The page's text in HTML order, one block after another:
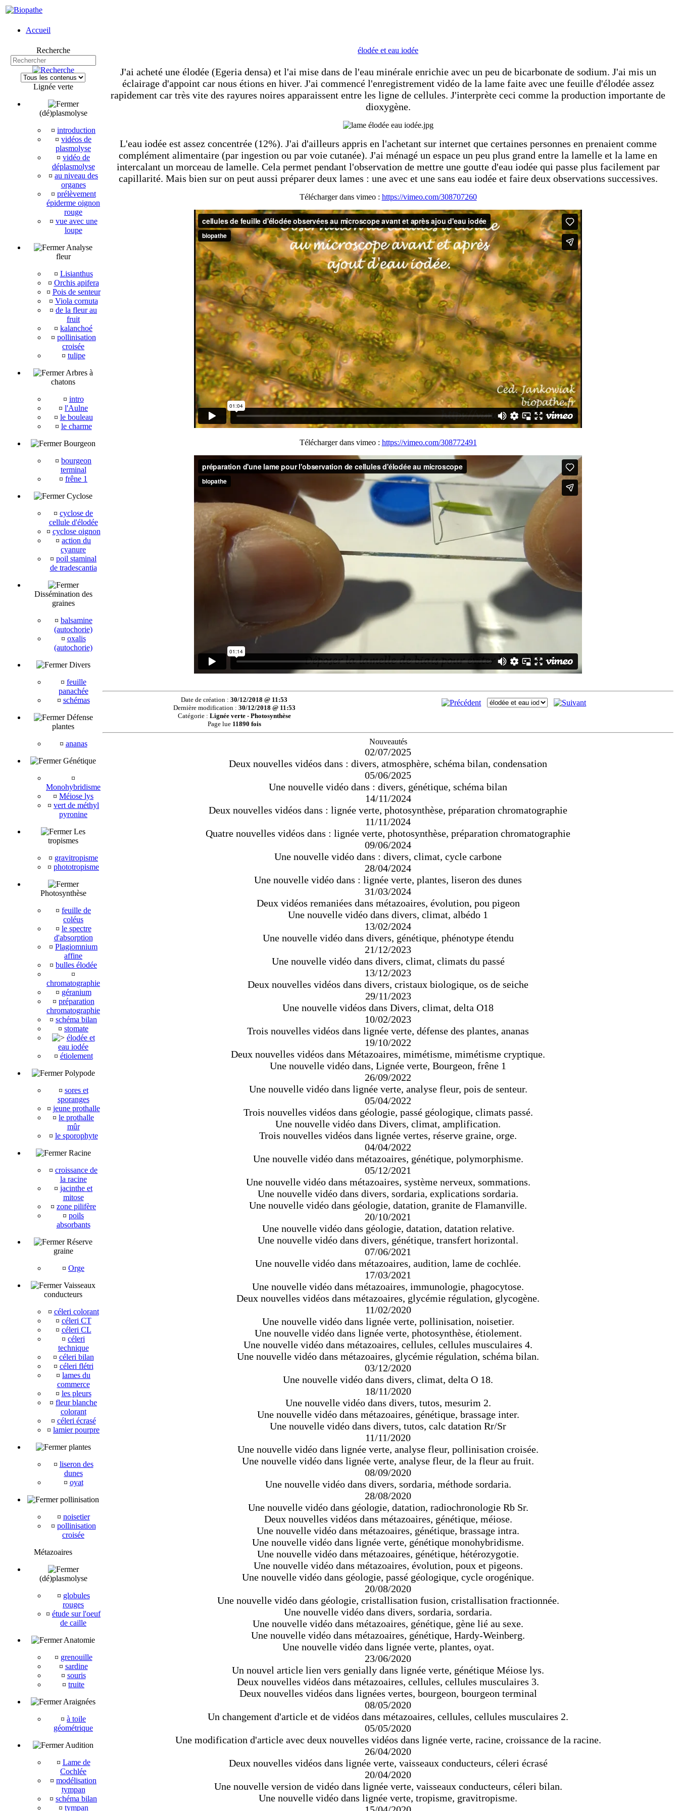
Accueil
Recherche
Lignée verte
(dé)plasmolyse
¤ introduction
¤ vidéos de
plasmolyse
¤ vidéo de
déplasmolyse
¤ au niveau des
organes
¤ prélèvement
épiderme oignon
rouge
¤ vue avec une
loupe
Analyse
fleur
¤ Lisianthus
¤ Orchis apifera
¤ Pois de senteur
¤ Viola cornuta
¤ de la fleur au
fruit
¤ kalanchoé
¤ pollinisation
croisée
¤ tulipe
Arbres à
chatons
¤ intro
¤ l'Aulne
¤ le bouleau
¤ le charme
Bourgeon
¤ bourgeon
terminal
¤ frêne 1
Cyclose
¤ cyclose de
cellule d'élodée
¤ cyclose oignon
¤ action du
cyanure
¤ poil staminal
de tradescantia
Dissémination des
graines
¤ balsamine
(autochorie)
¤ oxalis
(autochorie)
Divers
¤ feuille
panachée
¤ schémas
Défense
plantes
¤ ananas
Génétique
¤
Monohybridisme
¤ Méiose lys
¤ vert de méthyl
pyronine
Les
tropismes
¤ gravitropisme
¤ phototropisme
Photosynthèse
¤ feuille de
coléus
¤ le spectre
d'absorption
¤ Plagiomnium
affine
¤ bulles élodée
¤
chromatographie
¤ géranium
¤ préparation
chromatographie
¤ schéma bilan
¤ stomate
élodée et
eau iodée
¤ étiolement
Polypode
¤ sores et
sporanges
¤ jeune prothalle
¤ le prothalle
mûr
¤ le sporophyte
Racine
¤ croissance de
la racine
¤ jacinthe et
mitose
¤ zone pilifère
¤ poils
absorbants
Réserve
graine
¤ Orge
Vaisseaux
conducteurs
¤ céleri colorant
¤ céleri CT
¤ céleri CL
¤ céleri
technique
¤ céleri bilan
¤ céleri flétri
¤ lames du
commerce
¤ les pleurs
¤ fleur blanche
colorant
¤ céleri écrasé
¤ lamier pourpre
plantes
¤ liseron des
dunes
¤ oyat
pollinisation
¤ noisetier
¤ pollinisation
croisée
Métazoaires
(dé)plasmolyse
¤ globules
rouges
¤ étude sur l'oeuf
de caille
Anatomie
¤ grenouille
¤ sardine
¤ souris
¤ truite
Araignées
¤ à toile
géométrique
Audition
¤ Lame de
Cochlée
¤ modélisation
tympan
¤ schéma bilan
¤ tympan
élodée et eau iodée
J'ai acheté une élodée (Egeria densa) et l'ai mise dans de l'eau minérale enrichie avec un peu de bicarbonate de sodium. J'ai mis un
éclairage d'appoint car nous étions en hiver. J'ai commencé l'enregistrement vidéo de la lame faite avec une feuille d'élodée assez
rapidement car très vite des rayures noires apparaissent entre les ligne de cellules. J'interprète ceci comme la production importante de
dioxygène.
L'eau iodée est assez concentrée (12%). J'ai d'ailleurs appris en l'achetant sur internet que certaines personnes en prenaient comme
complément alimentaire (par ingestion ou par voie cutanée). J'ai ménagé un espace un peu plus grand entre la lamelle et la lame en
intercalant un morceau de lamelle. Cela permet pendant l'observation de mettre une goutte d'eau iodée qui passe plus facilement par
capillarité. Mais bien sur on peut aussi préparer deux lames : une avec et une sans eau iodée et faire deux observations successives.
Télécharger dans vimeo : https://vimeo.com/308707260
Télécharger dans vimeo : https://vimeo.com/308772491
Date de création :30/12/2018 @ 11:53
Dernière modification : 30/12/2018 @ 11:53
Catégorie : Lignée verte - Photosynthèse
Page lue 11890 fois
Nouveautés
02/07/2025
Deux nouvelles vidéos dans : divers, atmosphère, schéma bilan, condensation
05/06/2025
Une nouvelle vidéo dans : divers, génétique, schéma bilan
14/11/2024
Deux nouvelles vidéos dans : lignée verte, photosynthèse, préparation chromatographie
11/11/2024
Quatre nouvelles vidéos dans : lignée verte, photosynthèse, préparation chromatographie
09/06/2024
Une nouvelle vidéo dans : divers, climat, cycle carbone
28/04/2024
Une nouvelle vidéo dans : lignée verte, plantes, liseron des dunes
31/03/2024
Deux vidéos remaniées dans métazoaires, évolution, pou pigeon
Une nouvelle vidéo dans divers, climat, albédo 1
13/02/2024
Une nouvelle vidéo dans divers, génétique, phénotype étendu
21/12/2023
Une nouvelle vidéo dans divers, climat, climats du passé
13/12/2023
Deux nouvelles vidéos dans divers, cristaux biologique, os de seiche
29/11/2023
Une nouvelle vidéos dans Divers, climat, delta O18
10/02/2023
Trois nouvelles vidéos dans lignée verte, défense des plantes, ananas
19/10/2022
Deux nouvelles vidéos dans Métazoaires, mimétisme, mimétisme cryptique.
Une nouvelle vidéo dans, Lignée verte, Bourgeon, frêne 1
26/09/2022
Une nouvelle vidéo dans lignée verte, analyse fleur, pois de senteur.
05/04/2022
Trois nouvelles vidéos dans géologie, passé géologique, climats passé.
Une nouvelle vidéo dans Divers, climat, amplification.
Trois nouvelles vidéos dans lignée vertes, réserve graine, orge.
04/04/2022
Une nouvelle vidéo dans métazoaires, génétique, polymorphisme.
05/12/2021
Une nouvelle vidéo dans métazoaires, système nerveux, sommations.
Une nouvelle vidéo dans divers, sordaria, explications sordaria.
Une nouvelle vidéo dans géologie, datation, granite de Flamanville.
20/10/2021
Une nouvelle vidéo dans géologie, datation, datation relative.
Une nouvelle vidéo dans divers, génétique, transfert horizontal.
07/06/2021
Une nouvelle vidéo dans métazoaires, audition, lame de cochlée.
17/03/2021
Une nouvelle vidéo dans métazoaires, immunologie, phagocytose.
Deux nouvelles vidéos dans métazoaires, glycémie régulation, glycogène.
11/02/2020
Une nouvelle vidéo dans lignée verte, pollinisation, noisetier.
Une nouvelle vidéo dans lignée verte, photosynthèse, étiolement.
Une nouvelle vidéo dans métazoaires, cellules, cellules musculaires 4.
Une nouvelle vidéo dans métazoaires, glycémie régulation, schéma bilan.
03/12/2020
Une nouvelle vidéo dans divers, climat, delta O 18.
18/11/2020
Une nouvelle vidéo dans divers, tutos, mesurim 2.
Une nouvelle vidéo dans métazoaires, génétique, brassage inter.
Une nouvelle vidéo dans divers, tutos, calc datation Rr/Sr
11/11/2020
Une nouvelle vidéo dans lignée verte, analyse fleur, pollinisation croisée.
Une nouvelle vidéo dans lignée verte, analyse fleur, de la fleur au fruit.
08/09/2020
Une nouvelle vidéo dans divers, sordaria, méthode sordaria.
28/08/2020
Une nouvelle vidéo dans géologie, datation, radiochronologie Rb Sr.
Deux nouvelles vidéos dans métazoaires, génétique, méiose.
Une nouvelle vidéo dans métazoaires, génétique, brassage intra.
Une nouvelle vidéo dans lignée verte, génétique monohybridisme.
Une nouvelle vidéo dans métazoaires, génétique, hétérozygotie.
Une nouvelle vidéo dans métazoaires, évolution, poux et pigeons.
Une nouvelle vidéo dans géologie, passé géologique, cycle orogénique.
20/08/2020
Une nouvelle vidéo dans géologie, cristallisation fusion, cristallisation fractionnée.
Une nouvelle vidéo dans divers, sordaria, sordaria.
Une nouvelle vidéo dans métazoaires, génétique, gène lié au sexe.
Une nouvelle vidéo dans métazoaires, génétique, Hardy-Weinberg.
Une nouvelle vidéo dans lignée verte, plantes, oyat.
23/06/2020
Un nouvel article lien vers genially dans lignée verte, génétique Méiose lys.
Deux nouvelles vidéos dans métazoaires, cellules, cellules musculaires 3.
Deux nouvelles vidéos dans lignées vertes, bourgeon, bourgeon terminal
08/05/2020
Un changement d'article et de vidéos dans métazoaires, cellules, cellules musculaires 2.
05/05/2020
Une modification d'article avec deux nouvelles vidéos dans lignée verte, racine, croissance de la racine.
26/04/2020
Deux nouvelles vidéos dans lignée verte, vaisseaux conducteurs, céleri écrasé
20/04/2020
Une nouvelle version de vidéo dans lignée verte, vaisseaux conducteurs, céleri bilan.
Une nouvelle vidéo dans lignée verte, tropisme, gravitropisme.